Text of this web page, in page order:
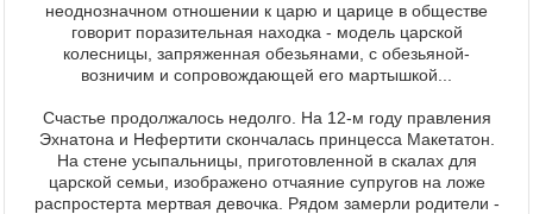
неоднозначном отношении к царю и царице в обществе
говорит поразительная находка - модель царской
колесницы, запряженная обезьянами, с обезьяной-
возничим и сопровождающей его мартышкой...
Счастье продолжалось недолго. На 12-м году правления
Эхнатона и Нефертити скончалась принцесса Макетатон.
На стене усыпальницы, приготовленной в скалах для
царской семьи, изображено отчаяние супругов на ложе
распростерта мертвая девочка. Рядом замерли родители -